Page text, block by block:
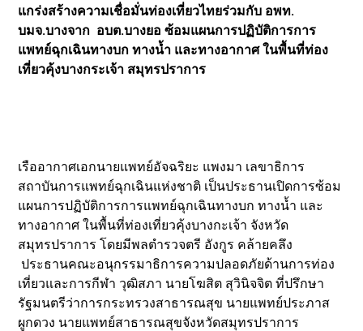
แกร่งสร้างความเชื่อมั่นท่องเที่ยวไทยร่วมกับ อพท.
บมจ.บางจาก อบต.บางยอ ซ้อมแผนการปฏิบัติการการ
แพทย์ฉุกเฉินทางบก ทางน้ำ และทางอากาศ ในพื้นที่ท่อง
เที่ยวคุ้งบางกระเจ้า สมุทรปราการ
เรืออากาศเอกนายแพทย์อัจฉริยะ แพงมา เลขาธิการ
สถาบันการแพทย์ฉุกเฉินแห่งชาติ เป็นประธานเปิดการซ้อม
แผนการปฏิบัติการการแพทย์ฉุกเฉินทางบก ทางน้ำ และ
ทางอากาศ ในพื้นที่ท่องเที่ยวคุ้งบางกะเจ้า จังหวัด
สมุทรปราการ โดยมีพลตำรวจตรี อังกูร คล้ายคลึง
ประธานคณะอนุกรรมาธิการความปลอดภัยด้านการท่อง
เที่ยวและการกีฬา วุฒิสภา นายโฆสิต สุวินิจจิต ที่ปรึกษา
รัฐมนตรีว่าการกระทรวงสาธารณสุข นายแพทย์ประภาส
ผูกดวง นายแพทย์สาธารณสุขจังหวัดสมุทรปราการ